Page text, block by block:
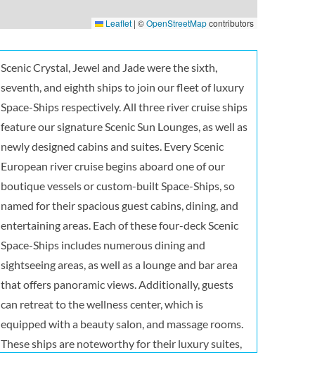
Leaflet | ©OpenStreetMapcontributors
Scenic Crystal, Jewel and Jade were the sixth,
seventh, and eighth ships to join our fleet of luxury
Space-Ships respectively. All three river cruise ships
feature our signature Scenic Sun Lounges, as well as
newly designed cabins and suites. Every Scenic
European river cruise begins aboard one of our
boutique vessels or custom-built Space-Ships, so
named for their spacious guest cabins, dining, and
entertaining areas. Each of these four-deck Scenic
Space-Ships includes numerous dining and
sightseeing areas, as well as a lounge and bar area
that offers panoramic views. Additionally, guests
can retreat to the wellness center, which is
equipped with a beauty salon, and massage rooms.
These ships are noteworthy for their luxury suites,